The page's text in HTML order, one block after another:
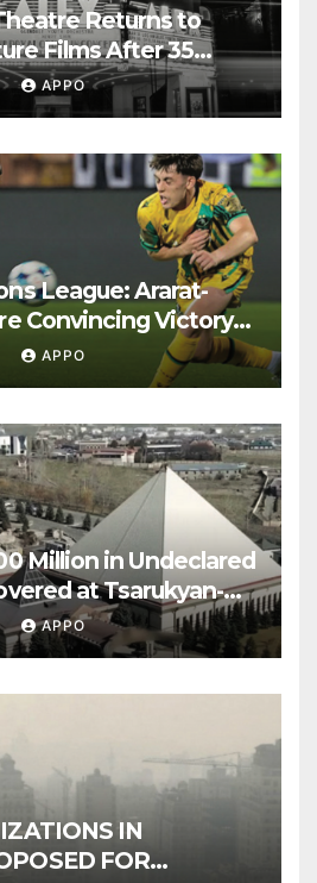
Returns to
Films After 35
APPO
League: Ararat-
Convincing Victory
Rovers 2-0
APPO
Million in Undeclared
at Tsarukyan-
Center
APPO
IN
FOR